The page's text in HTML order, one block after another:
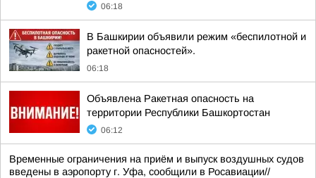
06:18
В Башкирии объявили режим «беспилотной и
ракетной опасностей».
06:18
Объявлена Ракетная опасность на
территории Республики Башкортостан
06:12
Временные ограничения на приём и выпуск воздушных судов
введены в аэропорту г. Уфа, сообщили в Росавиации//